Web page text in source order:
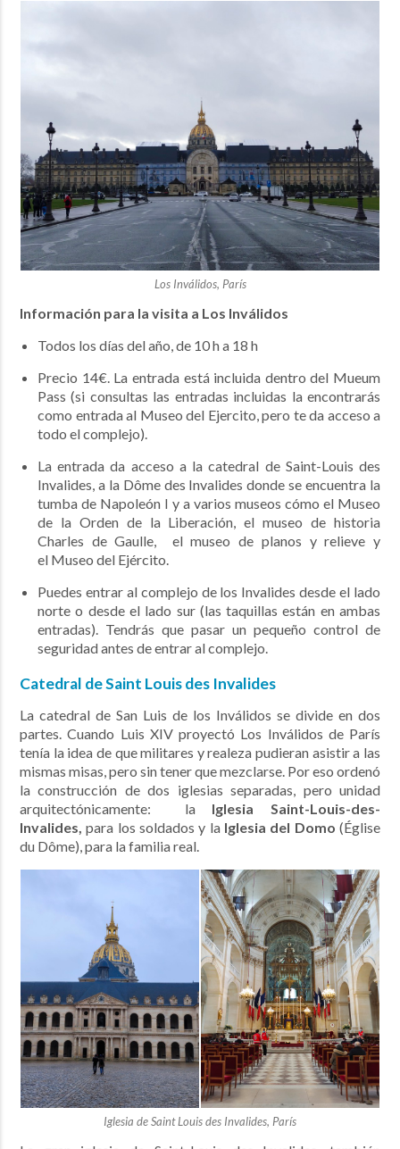
Los Inválidos, París
Información para la visita a Los Inválidos
Todos los días del año, de 10 h a 18 h
Precio 14€. La entrada está incluida dentro del Mueum
Pass (si consultas las entradas incluidas la encontrarás
como entrada al Museo del Ejercito, pero te da acceso a
todo el complejo).
La entrada da acceso a la catedral de Saint-Louis des
Invalides, a la Dôme des Invalides donde se encuentra la
tumba de Napoleón I y a varios museos cómo el Museo
de la Orden de la Liberación, el museo de historia
Charles de Gaulle, el museo de planos y relieve y
el Museo del Ejército.
Puedes entrar al complejo de los Invalides desde el lado
norte o desde el lado sur (las taquillas están en ambas
entradas). Tendrás que pasar un pequeño control de
seguridad antes de entrar al complejo.
Catedral de Saint Louis des Invalides
La catedral de San Luis de los Inválidos se divide en dos
partes. Cuando Luis XIV proyectó Los Inválidos de París
tenía la idea de que militares y realeza pudieran asistir a las
mismas misas, pero sin tener que mezclarse. Por eso ordenó
la construcción de dos iglesias separadas, pero unidad
arquitectónicamente: laIglesia Saint-Louis-des-
Invalides, para los soldados y la Iglesia del Domo (Église
du Dôme), para la familia real.
Iglesia de Saint Louis des Invalides, París